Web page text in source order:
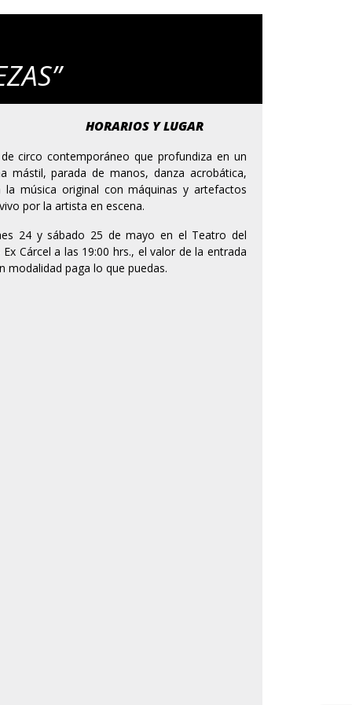
HORARIOS Y LUGAR
circo contemporáneo que profundiza en un
mástil, parada de manos, danza acrobática,
música original con máquinas y artefactos
por la artista en escena.
24 y sábado 25 de mayo en el Teatro del
Cárcel a las 19:00 hrs., el valor de la entrada
modalidad paga lo que puedas.